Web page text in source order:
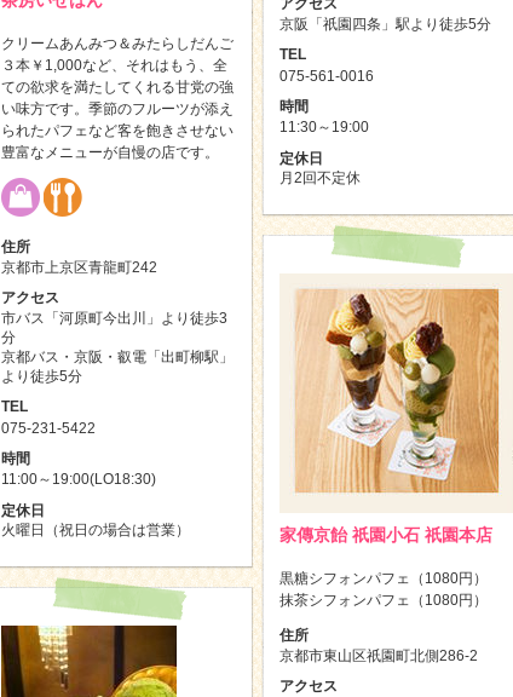
アクセス
京阪「祇園四条」駅より徒歩5分
TEL
075-561-0016
時間
11:30～19:00
定休日
月2回不定休
クリームあんみつ＆みたらしだんご
３本￥1,000など、それはもう、全
ての欲求を満たしてくれる甘党の強
い味方です。季節のフルーツが添え
られたパフェなど客を飽きさせない
豊富なメニューが自慢の店です。
住所
京都市上京区青龍町242
アクセス
市バス「河原町今出川」より徒歩3
分
京都バス・京阪・叡電「出町柳駅」
より徒歩5分
TEL
075-231-5422
時間
11:00～19:00(LO18:30)
定休日
火曜日（祝日の場合は営業）
家傳京飴 祇園小石 祇園本店
黒糖シフォンパフェ（1080円）
抹茶シフォンパフェ（1080円）
住所
京都市東山区祇園町北側286-2
アクセス